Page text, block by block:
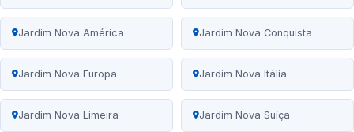
Jardim Nova América Jardim Nova Conquista
Jardim Nova Europa Jardim Nova Itália
Jardim Nova Limeira Jardim Nova Suíça